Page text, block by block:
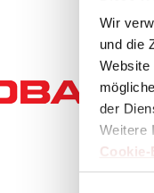
Wir
und die
Website
der
Weitere